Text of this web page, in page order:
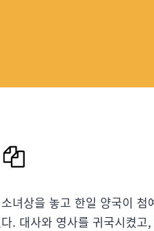
녀상을 놓고 한일 양국이
. 대사와 영사를 귀국시켰